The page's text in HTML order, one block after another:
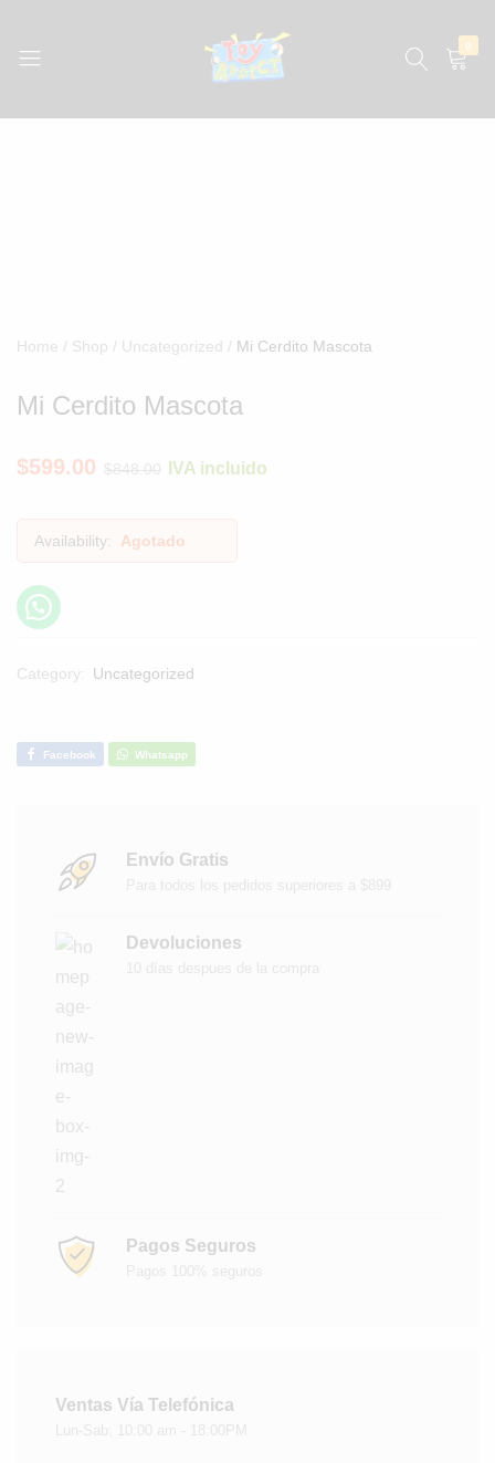
0
Home Shop Uncategorized Mi Cerdito Mascota
Mi Cerdito Mascota
$599.00 IVA incluido
Availability: Agotado
Category: Uncategorized
Facebook Whatsapp
Envío Gratis
Devoluciones
Pagos Seguros
Ventas Vía Telefónica